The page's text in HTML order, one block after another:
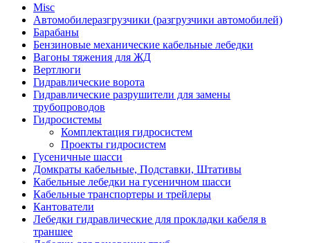
Misc
Автомобилеразгрузчики (разгрузчики автомобилей)
Барабаны
Бензиновые механические кабельные лебедки
Вагоны тяжения для ЖД
Вертлюги
Гидравлические ворота
Гидравлические разрушители для замены
трубопроводов
Гидросистемы
Комплектация гидросистем
Проекты гидросистем
Гусеничные шасси
Домкраты кабельные, Подставки, Штативы
Кабельные лебедки на гусеничном шасси
Кабельные транспортеры и трейлеры
Кантователи
Лебедки гидравлические для прокладки кабеля в
траншее